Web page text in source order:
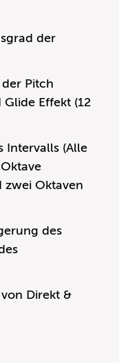
der
Pitch
Effekt (12
Intervalls (Alle
Oktaven
des
Direkt &